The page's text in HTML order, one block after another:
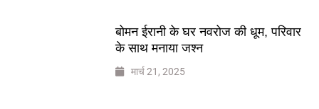
बोमन ईरानी के घर नवरोज की धूम, परिवार
के साथ मनाया जश्न
मार्च 21, 2025